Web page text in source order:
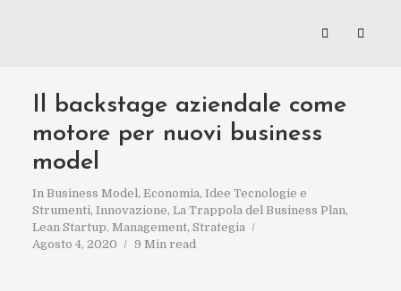
Il backstage aziendale come
motore per nuovi business
model
In Business Model, Economia, Idee Tecnologie e
Strumenti, Innovazione, La Trappola del Business Plan,
Lean Startup, Management, Strategia
Agosto 4, 2020
9 Min read